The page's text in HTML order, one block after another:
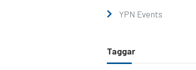
YPN Events
Taggar